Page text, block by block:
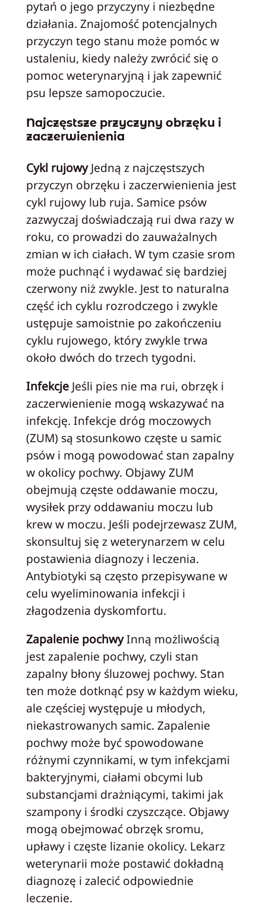
pytań o jego przyczyny i niezbędne
działania. Znajomość potencjalnych
przyczyn tego stanu może pomóc w
ustaleniu, kiedy należy zwrócić się o
pomoc weterynaryjną i jak zapewnić
psu lepsze samopoczucie.
Najczęstsze przyczyny obrzęku i
zaczerwienienia
Cykl rujowyJedną z najczęstszych
przyczyn obrzęku i zaczerwienienia jest
cykl rujowy lub ruja. Samice psów
zazwyczaj doświadczają rui dwa razy w
roku, co prowadzi do zauważalnych
zmian w ich ciałach. W tym czasie srom
może puchnąć i wydawać się bardziej
czerwony niż zwykle. Jest to naturalna
część ich cyklu rozrodczego i zwykle
ustępuje samoistnie po zakończeniu
cyklu rujowego, który zwykle trwa
około dwóch do trzech tygodni.
InfekcjeJeśli pies nie ma rui, obrzęk i
zaczerwienienie mogą wskazywać na
infekcję. Infekcje dróg moczowych
(ZUM) są stosunkowo częste u samic
psów i mogą powodować stan zapalny
w okolicy pochwy. Objawy ZUM
obejmują częste oddawanie moczu,
wysiłek przy oddawaniu moczu lub
krew w moczu. Jeśli podejrzewasz ZUM,
skonsultuj się z weterynarzem w celu
postawienia diagnozy i leczenia.
Antybiotyki są często przepisywane w
celu wyeliminowania infekcji i
złagodzenia dyskomfortu.
Zapalenie pochwyInną możliwością
jest zapalenie pochwy, czyli stan
zapalny błony śluzowej pochwy. Stan
ten może dotknąć psy w każdym wieku,
ale częściej występuje u młodych,
niekastrowanych samic. Zapalenie
pochwy może być spowodowane
różnymi czynnikami, w tym infekcjami
bakteryjnymi, ciałami obcymi lub
substancjami drażniącymi, takimi jak
szampony i środki czyszczące. Objawy
mogą obejmować obrzęk sromu,
upławy i częste lizanie okolicy. Lekarz
weterynarii może postawić dokładną
diagnozę i zalecić odpowiednie
leczenie.